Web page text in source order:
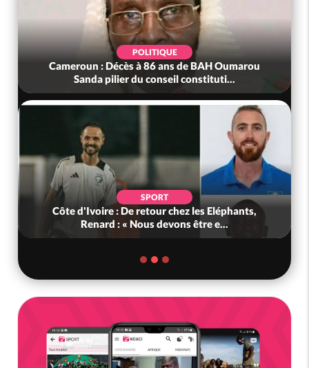
POLITIQUE
Cameroun : Décès à 86 ans de BAH Oumarou
Sanda pilier du conseil constituti...
SPORT
Côte d'Ivoire : De retour chez les Eléphants,
Renard : « Nous devons être e...